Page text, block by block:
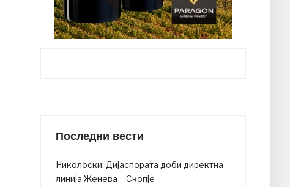
Последни вести
Николоски: Дијаспората доби директна
линија Женева – Скопје